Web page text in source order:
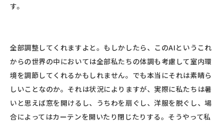
す。
全部調整してくれますよと。もしかしたら、このAIというこれ
からの世界の中においては全部私たちの体調も考慮して室内環
境を調節してくれるかもしれません。でも本当にそれは素晴ら
しいことなのか。それは状況によりますが、実際に私たちは暑
いと思えば窓を開けるし、うちわを扇ぐし、洋服を脱ぐし、場
合によってはカーテンを開いたり閉じたりする。そうやって私